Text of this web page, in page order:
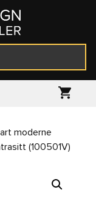
moderne
(100501V)